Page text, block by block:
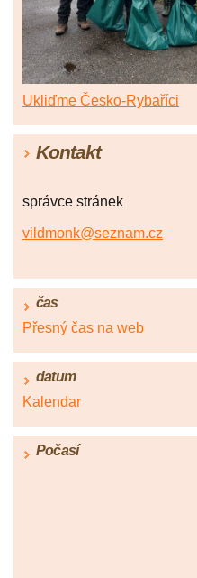
Ukliďme Česko-Rybaříci
Kontakt
správce stránek
vildmonk@seznam.cz
čas
Přesný čas na web
datum
Kalendar
Počasí